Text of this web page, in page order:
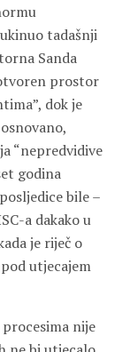
tadašnji
Sanda
prostor
dok je
“nepredvidive
godina
bile –
a dakako u
je riječ o
utjecajem
nije